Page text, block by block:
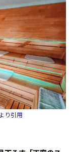
り引用